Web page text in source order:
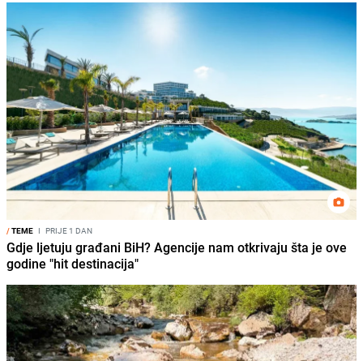
/TEME I PRIJE 1 DAN
Gdje ljetuju građani BiH? Agencije nam otkrivaju šta je ove
godine "hit destinacija"